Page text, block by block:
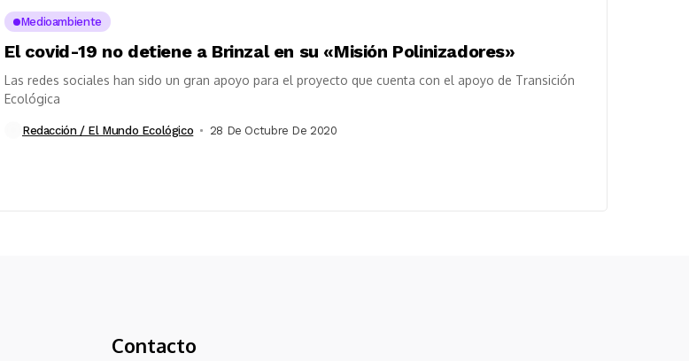
Medioambiente
El covid-19 no detiene a Brinzal en su «Misión Polinizadores»
Las redes sociales han sido un gran apoyo para el proyecto que cuenta con el apoyo de Transición
Ecológica
Redacción / El Mundo Ecológico 28 De Octubre De 2020
Contacto